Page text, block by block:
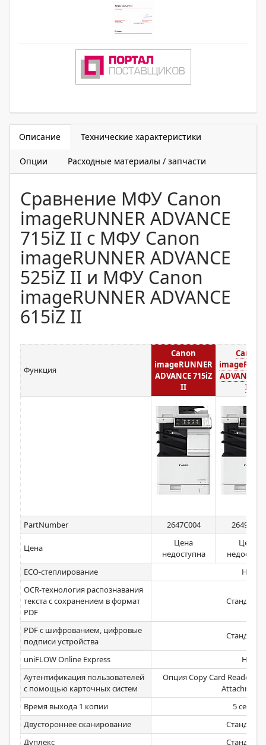
Описание Технические характеристики
Опции Расходные материалы / запчасти
Сравнение МФУ Canon
imageRUNNER ADVANCE
715iZ II с МФУ Canon
imageRUNNER ADVANCE
525iZ II и МФУ Canon
imageRUNNER ADVANCE
615iZ II
Функция
Canon
imageRUNNER
ADVANCE 715iZ
II
Canon
ADVANCE
II
PartNumber 2647C004 2649C003
Цена
Цена
недоступна
Цена
ECO-степлирование
Нет
OCR-технология распознавания
текста с сохранением в формат
PDF
PDF с шифрованием, цифровые
подписи устройства
uniFLOW Online Express
Нет
Аутентификация пользователей
с помощью карточных систем
Опция Copy Card Reader-F1
Время выхода 1 копии
5 секунд
Двустороннее сканирование
Дуплекс